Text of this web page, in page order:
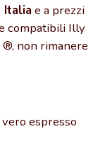
e a prezzi
compatibili Illy
non rimanere
espresso